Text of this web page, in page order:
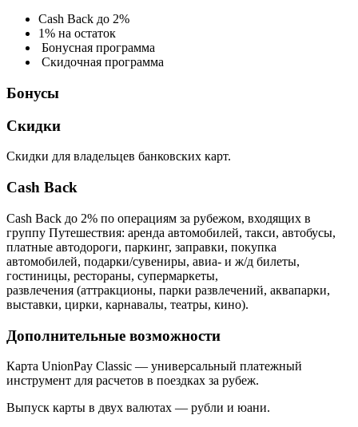
Cash Back до 2%
1% на остаток
Бонусная программа
Скидочная программа
Бонусы
Скидки
Скидки для владельцев банковских карт.
Cash Back
Cash Back до 2% по операциям за рубежом, входящих в
группу Путешествия: аренда автомобилей, такси, автобусы,
платные автодороги, паркинг, заправки, покупка
автомобилей, подарки/сувениры, авиа- и ж/д билеты,
гостиницы, рестораны, супермаркеты,
развлечения (аттракционы, парки развлечений, аквапарки,
выставки, цирки, карнавалы, театры, кино).
Дополнительные возможности
Карта UnionPay Classic — универсальный платежный
инструмент для расчетов в поездках за рубеж.
Выпуск карты в двух валютах — рубли и юани.